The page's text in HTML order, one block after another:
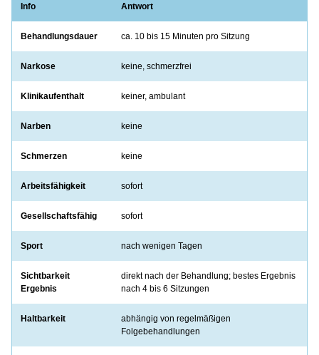
Info Antwort
Behandlungsdauer ca. 10 bis 15 Minuten pro Sitzung
Narkose keine, schmerzfrei
Klinikaufenthalt keiner, ambulant
Narben keine
Schmerzen keine
Arbeitsfähigkeit sofort
Gesellschaftsfähig sofort
Sport nach wenigen Tagen
Sichtbarkeit
Ergebnis
direkt nach der Behandlung; bestes Ergebnis
nach 4 bis 6 Sitzungen
Haltbarkeit
abhängig von regelmäßigen
Folgebehandlungen